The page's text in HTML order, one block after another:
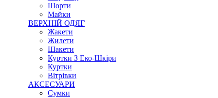
Шорти
Майки
ВЕРХНІЙ ОДЯГ
Жакети
Жилети
Шакети
Куртки З Еко-Шкіри
Куртки
Вітрівки
АКСЕСУАРИ
Сумки